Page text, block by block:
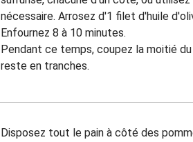
nécessaire. Arrosez d'1 filet d'huile
Enfournez 8 à 10 minutes.
Pendant ce temps, coupez la moitié
reste en tranches.
Disposez tout le pain à côté des